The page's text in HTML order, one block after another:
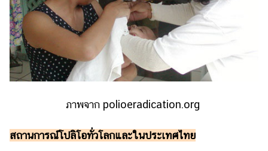
ภาพจาก polioeradication.org
สถานการณ์โปลิโอทั่วโลกและในประเทศไทย